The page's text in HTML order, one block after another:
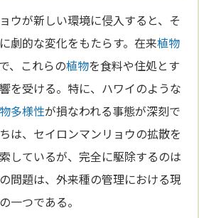
ウが新しい環境に侵入すると、そ
劇的な変化をもたらす。在来植物
、これらの植物を食料や住処とす
を受ける。特に、ハワイのような
多様性が損なわれる事態が深刻で
は、セイロンマンリョウの拡散を
しているが、完全に駆除するのは
問題は、外来種の管理における現
一つである。